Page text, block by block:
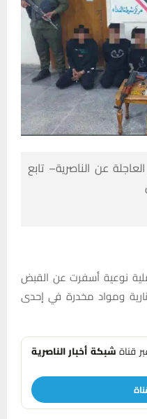
عن الناصرية– تابع
نوعية أسفرت عن القبض
ومواد مخدرة في إحدى
قناةشبكة أخبار الناصرية